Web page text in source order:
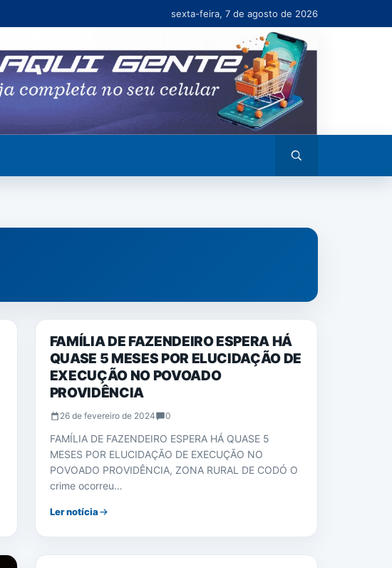
sexta-feira, 7 de agosto de 2026
busca
NOTÍCIAS
FAMÍLIA DE FAZENDEIRO ESPERA HÁ
QUASE 5 MESES POR ELUCIDAÇÃO DE
EXECUÇÃO NO POVOADO
PROVIDÊNCIA
26 de fevereiro de 2024 0
FAMÍLIA DE FAZENDEIRO ESPERA HÁ QUASE 5
MESES POR ELUCIDAÇÃO DE EXECUÇÃO NO
POVOADO PROVIDÊNCIA, ZONA RURAL DE CODÓ O
crime ocorreu…
Ler notícia
NOTÍCIAS